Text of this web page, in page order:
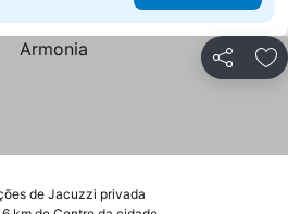
Partilhar
de Jacuzzi privada